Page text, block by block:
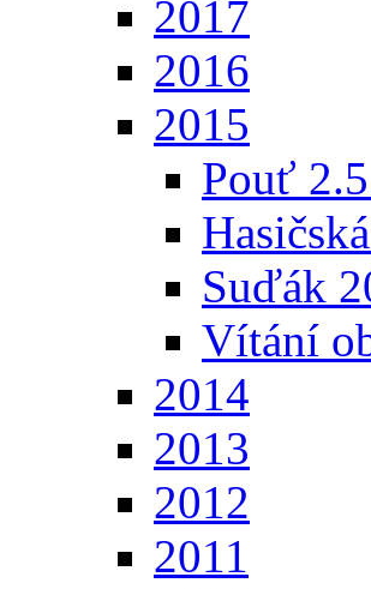
2017
2016
2015
Pouť
Suďák
Vítání
2014
2013
2012
2011